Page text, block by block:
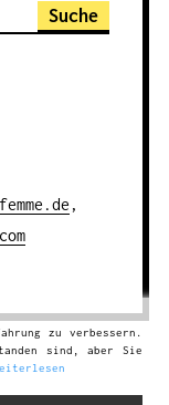
,
zu verbessern.
sind, aber Sie